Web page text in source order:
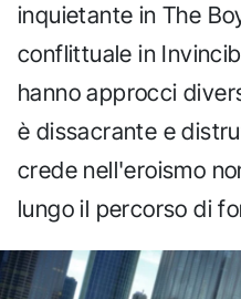
inquietante in The
conflittuale in
hanno approcci
è dissacrante e
crede nell'eroismo
lungo il percorso di